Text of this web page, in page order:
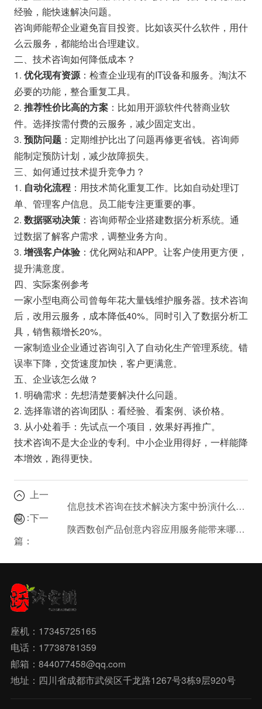
经验，能快速解决问题。
咨询师能帮企业避免盲目投资。比如该买什么软件，用什
么云服务，都能给出合理建议。
二、技术咨询如何降低成本？
1. 优化现有资源：检查企业现有的IT设备和服务。淘汰不
必要的功能，整合重复工具。
2. 推荐性价比高的方案：比如用开源软件代替商业软
件。选择按需付费的云服务，减少固定支出。
3. 预防问题：定期维护比出了问题再修更省钱。咨询师
能制定预防计划，减少故障损失。
三、如何通过技术提升竞争力？
1. 自动化流程：用技术简化重复工作。比如自动处理订
单、管理客户信息。员工能专注更重要的事。
2. 数据驱动决策：咨询师帮企业搭建数据分析系统。通
过数据了解客户需求，调整业务方向。
3. 增强客户体验：优化网站和APP。让客户使用更方便，
提升满意度。
四、实际案例参考
一家小型电商公司曾每年花大量钱维护服务器。技术咨询
后，改用云服务，成本降低40%。同时引入了数据分析工
具，销售额增长20%。
一家制造业企业通过咨询引入了自动化生产管理系统。错
误率下降，交货速度加快，客户更满意。
五、企业该怎么做？
1. 明确需求：先想清楚要解决什么问题。
2. 选择靠谱的咨询团队：看经验、看案例、谈价格。
3. 从小处着手：先试点一个项目，效果好再推广。
技术咨询不是大企业的专利。中小企业用得好，一样能降
本增效，跑得更快。
上一
篇：
信息技术咨询在技术解决方案中扮演什么角色？
下一
篇：
陕西数创产品创意内容应用服务能带来哪些商业价值？
座机：17345725165
电话：17738781359
邮箱：844077458@qq.com
地址：四川省成都市武侯区千龙路1267号3栋9层920号